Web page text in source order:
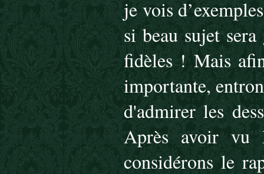
je vois
si beau sujet
fidèles ! Mais
importante,
d'admirer les
Après avoir vu
considérons le